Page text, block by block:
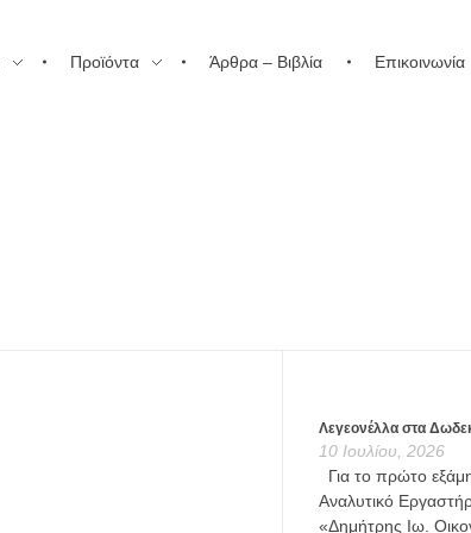
Προϊόντα Άρθρα – Βιβλία Επικοινωνία
Λεγεονέλλα στα
10 Ιουλίου, 2026
Για το πρώτο
Αναλυτικό
«Δημήτρης Ιω.